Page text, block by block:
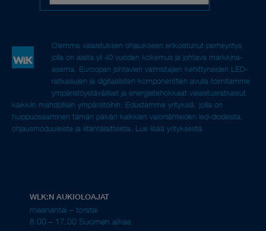
Olemme valaistuksen ohjaukseen erikoistunut perheyritys,
jolla on alalta yli 40 vuoden kokemus ja johtava markkina-
asema. Euroopan johtavien valmistajien kehittyneiden LED-
ratkaisujen ja digitaalisten komponenttien avulla toimitamme
ympäristöystävälliset ja energiatehokkaat valaistusratkaisut
kaikkiin mahdollisiin ympäristöihin. Edustamme yrityksiä, joilla on
huippuosaaminen tämän päivän kaikkien valonlähteiden led-diodeista,
ohjausmoduuleista ja liitäntälaitteista. Lue lisää yrityksestä.
WLK:N AUKIOLOAJAT
maanantai – torstai
8.00 – 17.00 Suomen aikaa